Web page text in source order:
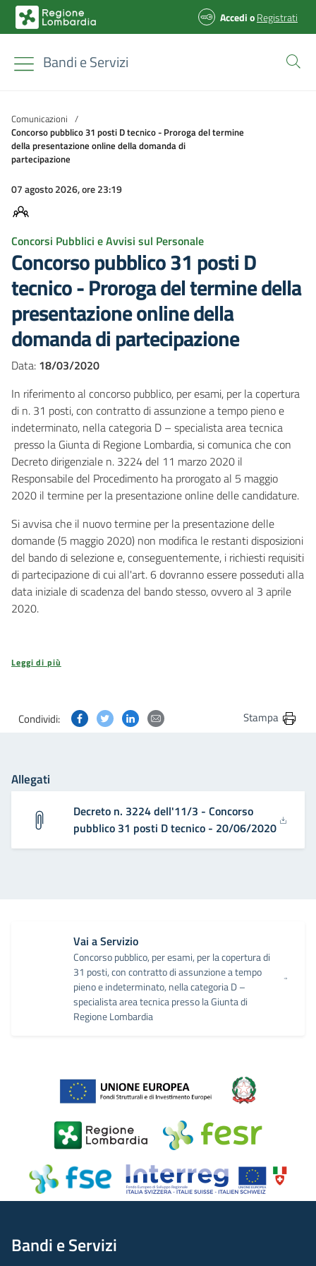
AccedioRegistrati
Bandi e Servizi
Comunicazioni /
Concorso pubblico 31 posti D tecnico - Proroga del termine
della presentazione online della domanda di
partecipazione
07 agosto 2026, ore 23:19
Concorsi Pubblici e Avvisi sul Personale
Concorso pubblico 31 posti D
tecnico - Proroga del termine della
presentazione online della
domanda di partecipazione
Data: 18/03/2020
In riferimento al concorso pubblico, per esami, per la copertura
di n. 31 posti, con contratto di assunzione a tempo pieno e
indeterminato, nella categoria D – specialista area tecnica
presso la Giunta di Regione Lombardia, si comunica che con
Decreto dirigenziale n. 3224 del 11 marzo 2020 il
Responsabile del Procedimento ha prorogato al 5 maggio
2020 il termine per la presentazione online delle candidature.
Si avvisa che il nuovo termine per la presentazione delle
domande (5 maggio 2020) non modifica le restanti disposizioni
del bando di selezione e, conseguentemente, i richiesti requisiti
di partecipazione di cui all'art. 6 dovranno essere posseduti alla
data iniziale di scadenza del bando stesso, ovvero al 3 aprile
2020.
Leggi di più
Condividi: Condividi questa pagina su Facebook
Condividi questa pagina su Twitter
Condividi questa pagina su Linkedin
Condividi questa pagina via
Stampa
Allegati
Decreto n. 3224 dell'11/3 - Concorso
pubblico 31 posti D tecnico - 20/06/2020
Vai a Servizio
Concorso pubblico, per esami, per la copertura di
31 posti, con contratto di assunzione a tempo
pieno e indeterminato, nella categoria D –
specialista area tecnica presso la Giunta di
Regione Lombardia
Bandi e Servizi